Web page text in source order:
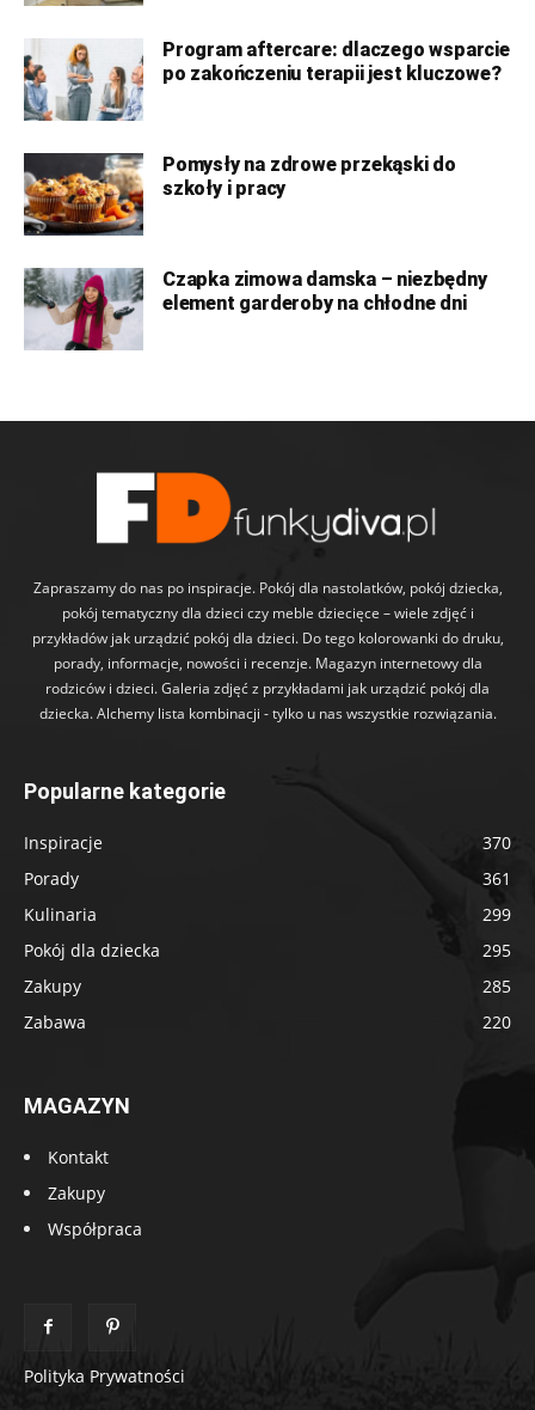
Program aftercare: dlaczego wsparcie
po zakończeniu terapii jest kluczowe?
Pomysły na zdrowe przekąski do
szkoły i pracy
Czapka zimowa damska – niezbędny
element garderoby na chłodne dni
Zapraszamy do nas po inspiracje. Pokój dla nastolatków, pokój dziecka,
pokój tematyczny dla dzieci czy meble dziecięce – wiele zdjęć i
przykładów jak urządzić pokój dla dzieci. Do tego kolorowanki do druku,
porady, informacje, nowości i recenzje. Magazyn internetowy dla
rodziców i dzieci. Galeria zdjęć z przykładami jak urządzić pokój dla
dziecka. Alchemy lista kombinacji - tylko u nas wszystkie rozwiązania.
Popularne kategorie
Inspiracje
370
Porady
361
Kulinaria
299
Pokój dla dziecka
295
Zakupy
285
Zabawa
220
MAGAZYN
Kontakt
Zakupy
Współpraca
Polityka Prywatności